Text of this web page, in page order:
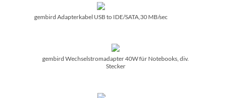
gembird Adapterkabel USB to IDE/­SATA,30 MB/­sec
gembird Wechselstromadapter 40W für Notebooks, div.
Stecker